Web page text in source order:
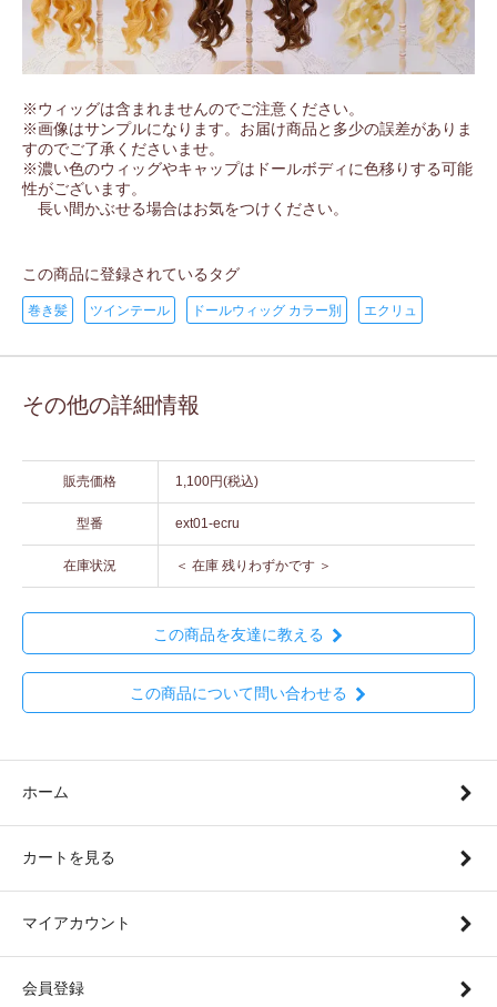
※ウィッグは含まれませんのでご注意ください。
※画像はサンプルになります。お届け商品と多少の誤差がありま
すのでご了承くださいませ。
※濃い色のウィッグやキャップはドールボディに色移りする可能
性がございます。
長い間かぶせる場合はお気をつけください。
この商品に登録されているタグ
巻き髪 ツインテール ドールウィッグ カラー別 エクリュ
その他の詳細情報
販売価格 1,100円(税込)
型番 ext01-ecru
在庫状況 ＜ 在庫 残りわずかです ＞
この商品を友達に教える
この商品について問い合わせる
ホーム
カートを見る
マイアカウント
会員登録